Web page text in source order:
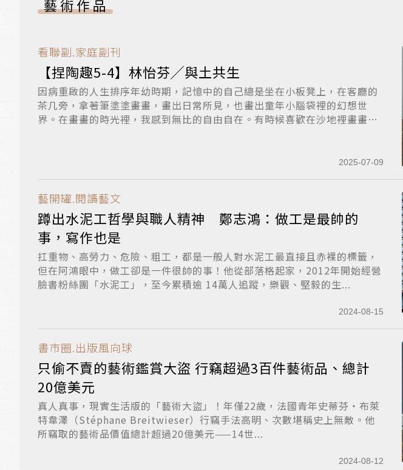
藝術作品
看聯副.家庭副刊
【捏陶趣5-4】林怡芬╱與土共生
因病重啟的人生排序年幼時期，記憶中的自己總是坐在小板凳上，在客廳的
茶几旁，拿著筆塗塗畫畫，畫出日常所見，也畫出童年小腦袋裡的幻想世
界。在畫畫的時光裡，我感到無比的自由自在。有時候喜歡在沙地裡畫畫，
2025-07-09
藝開罐.閱讀藝文
蹲出水泥工哲學與職人精神 鄭志鴻：做工是最帥的
事，寫作也是
扛重物、高勞力、危險、粗工，都是一般人對水泥工最直接且赤裸的標籤，
但在阿鴻眼中，做工卻是一件很帥的事！他從部落格起家，2012年開始經營
臉書粉絲團「水泥工」，至今累積逾 14萬人追蹤，樂觀、堅毅的生...
2024-08-15
書市圈.出版風向球
只偷不賣的藝術鑑賞大盜 行竊超過3百件藝術品、總計
20億美元
真人真事，現實生活版的「藝術大盜」！年僅22歲，法國青年史蒂芬‧布萊
特韋澤（Stéphane Breitwieser）行竊手法高明、次數堪稱史上無敵。他
所竊取的藝術品價值總計超過20億美元——14世...
2024-08-12